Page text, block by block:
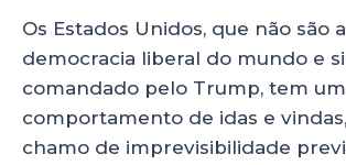
Os Estados Unidos, que não são
democracia liberal do mundo e
comandado pelo Trump, tem um
comportamento de idas e
chamo de imprevisibilidade